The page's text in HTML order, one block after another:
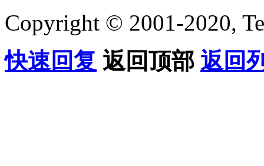
Copyright © 2001-2020,
快速回复 返回顶部 返回